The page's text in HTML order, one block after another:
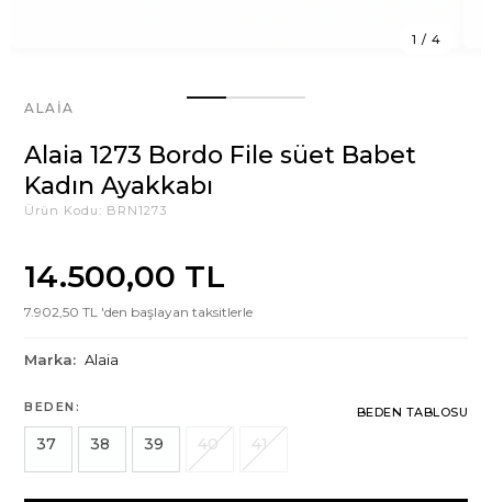
1 / 4
ALAIA
Alaia 1273 Bordo File süet Babet
Kadın Ayakkabı
Ürün Kodu: BRN1273
14.500,00 TL
7.902,50 TL 'den başlayan taksitlerle
Marka: Alaia
BEDEN: BEDEN TABLOSU
37 38 39 40 41